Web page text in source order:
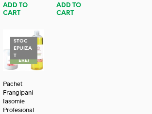
ADD TO
CART
ADD TO
CART
STOC
EPUIZA
TREDUC
ERE!
Pachet
Frangipani-
Iasomie
Profesional